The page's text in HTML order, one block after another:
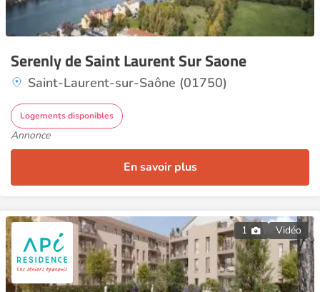
Serenly de Saint Laurent Sur Saone
Saint-Laurent-sur-Saône (01750)
Logements disponibles
Annonce
En savoir plus
1 Vidéo